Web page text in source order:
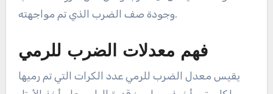
يشير المتوسط المنخفض إلى فعالية أكبر، بينما قد يشير
ممتازًا، بينما تُعتبر المتوسطات بين 25 و35 قوية. تذكر أن